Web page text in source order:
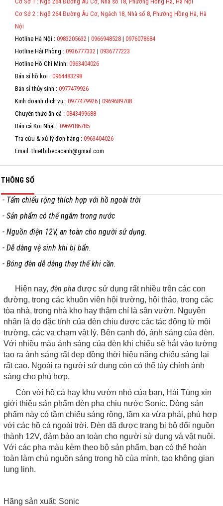
Theo Nghị định 123/2020/NĐ-CP và nghị định 70/2025/NĐ-CP về việc
thực hiện lập Hóa Đơn Điện Tử bán hàng và cung cấp dịch vụ cho
người mua bắt buộc phải thế hiện đầy đủ thông tin: họ tên, địa chỉ, mã
Cơ Sở 2 : Ngõ 264 Đường Âu Cơ, Ngách 18, Nhà số 8, Phường Hồng Hà, Hà
Nội
Hotline Hà Nội : 0983205632| 0966948528| 0976078684
Hotline Hải Phòng : 0936777332| 0936777223
Hotline Hồ Chí Minh: 0963404026
Bán sỉ hồ koi : 0964483298
Bán sỉ thủy sinh : 0977479926
Kinh doanh dịch vụ : 0977479926| 0969689708
Chuyên thức ăn cá : 0843499688
Bán cá Koi Nhật : 0969186785
Tra cứu & xử lý đơn hàng : 0963404026
Email: thietbibecacanh@gmail.com
THÔNG SỐ
- Tấm chiếu rộng thích hợp với hồ ngoài trời
- Sản phẩm có thể ngâm trong nước
- Nguồn điện 12V, an toàn cho người sử dụng.
- Dễ dàng vệ sinh khi bị bẩn.
- Bóng đèn dễ dàng thay thế khi cần.
Hiện nay,đèn pha được sử dụng rất nhiều trên các con
đường, trong các khuôn viên hội trường, hội thảo, trong các
tòa nhà, trong nhà kho hay thậm chí là sân vườn. Nguyên
nhân là do đặc tính của đèn chịu được các tác động từ môi
trường, các va chạm vật lý. Bên cạnh đó, ánh sáng của đèn.
Với nhiều màu ánh sáng của đèn khi chiếu sẽ hắt vào tường
tạo ra ánh sáng rất đẹp đồng thời hiệu năng chiếu sáng lại
rất cao. Ngoài ra người sử dụng còn có thể tùy chỉnh ánh
sáng cho phù hợp.
Còn với hồ cá hay khu vườn nhỏ của bạn, Hải Tùng xin
giới thiệu sản phẩm đèn pha chịu nước Sonic. Dòng sản
phẩm này có tầm chiếu sáng rộng, tầm xa vừa phải, phù hợp
với các hồ cá ngoài trời. Đèn đã được trang bị bộ đổi nguồn
thành 12V, đảm bảo an toàn cho người sử dụng và vật nuôi.
Với các pha màu kèm theo bộ sản phẩm, bạn có thể hoàn
toàn làm chủ nguồn sáng trong hồ của mình, tạo không gian
lung linh.
Hãng sản xuất: Sonic
Tin tức
Hỗ trợ